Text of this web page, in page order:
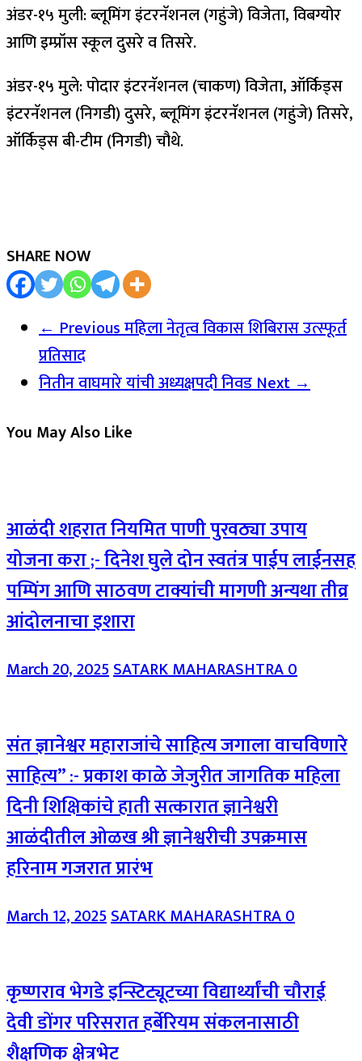
अंडर-१५ मुली: ब्लूमिंग इंटरनॅशनल (गहुंजे) विजेता, विबग्योर
आणि इम्प्रॉस स्कूल दुसरे व तिसरे.
अंडर-१५ मुले: पोदार इंटरनॅशनल (चाकण) विजेता, ऑर्किड्स
इंटरनॅशनल (निगडी) दुसरे, ब्लूमिंग इंटरनॅशनल (गहुंजे) तिसरे,
ऑर्किड्स बी-टीम (निगडी) चौथे.
SHARE NOW
← Previousमहिला नेतृत्व विकास शिबिरास उत्स्फूर्त
प्रतिसाद
नितीन वाघमारे यांची अध्यक्षपदी निवडNext →
You May Also Like
आळंदी शहरात नियमित पाणी पुरवठ्या उपाय
योजना करा ;- दिनेश घुले दोन स्वतंत्र पाईप लाईनसह
पम्पिंग आणि साठवण टाक्यांची मागणी अन्यथा तीव्र
आंदोलनाचा इशारा
March 20, 2025SATARK MAHARASHTRA0
संत ज्ञानेश्वर महाराजांचे साहित्य जगाला वाचविणारे
साहित्य” :- प्रकाश काळे जेजुरीत जागतिक महिला
दिनी शिक्षिकांचे हाती सत्कारात ज्ञानेश्वरी
आळंदीतील ओळख श्री ज्ञानेश्वरीची उपक्रमास
हरिनाम गजरात प्रारंभ
March 12, 2025SATARK MAHARASHTRA0
कृष्णराव भेगडे इन्स्टिट्यूटच्या विद्यार्थ्यांची चौराई
देवी डोंगर परिसरात हर्बेरियम संकलनासाठी
शैक्षणिक क्षेत्रभेट